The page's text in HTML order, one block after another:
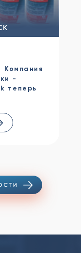
-
теперь